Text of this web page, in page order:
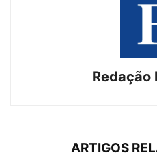
Redação
ARTIGOS